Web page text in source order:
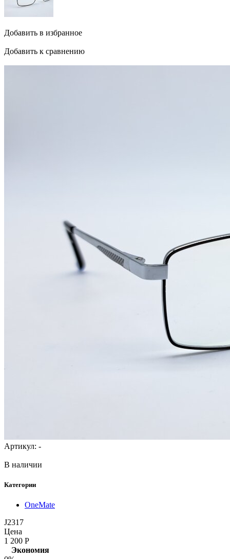
Добавить в избранное
Добавить к сравнению
Артикул: -
В наличии
Категории
OneMate
J2317
Цена
1 200 Р
Экономия